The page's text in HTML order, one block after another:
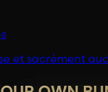
et sacrément